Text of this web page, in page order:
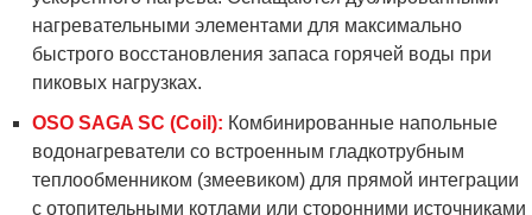
нагревательными элементами для максимально
быстрого восстановления запаса горячей воды при
пиковых нагрузках.
OSO SAGA SC (Coil): Комбинированные напольные
водонагреватели со встроенным гладкотрубным
теплообменником (змеевиком) для прямой интеграции
с отопительными котлами или сторонними источниками